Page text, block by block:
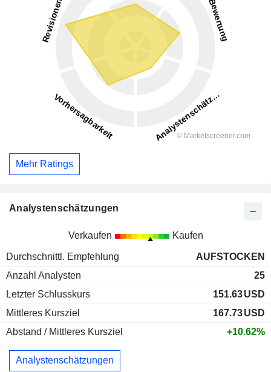
Mehr Ratings
Analystenschätzungen
Verkaufen Kaufen
Durchschnittl. Empfehlung
AUFSTOCKEN
Anzahl Analysten
25
Letzter Schlusskurs
151.63USD
Mittleres Kursziel
167.73USD
Abstand / Mittleres Kursziel
+10.62%
Analystenschätzungen